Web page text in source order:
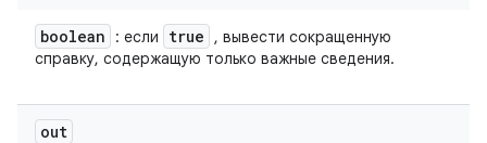
boolean : если true
, вывести сокращенную
справку, содержащую только важные сведения.
out